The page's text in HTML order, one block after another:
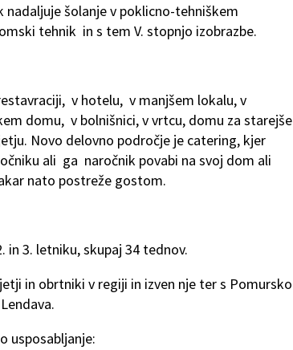
šolanje v poklicno-tehniškem
tehnik in s tem V. stopnjo izobrazbe.
v hotelu, v manjšem lokalu, v
domu, v bolnišnici, v vrtcu, domu za starejše
Novo delovno področje je catering, kjer
ali ga naročnik povabi na svoj dom ali
nato postreže gostom.
in 3. letniku, skupaj 34 tednov.
in obrtniki v regiji in izven nje ter s Pomursko
usposabljanje: